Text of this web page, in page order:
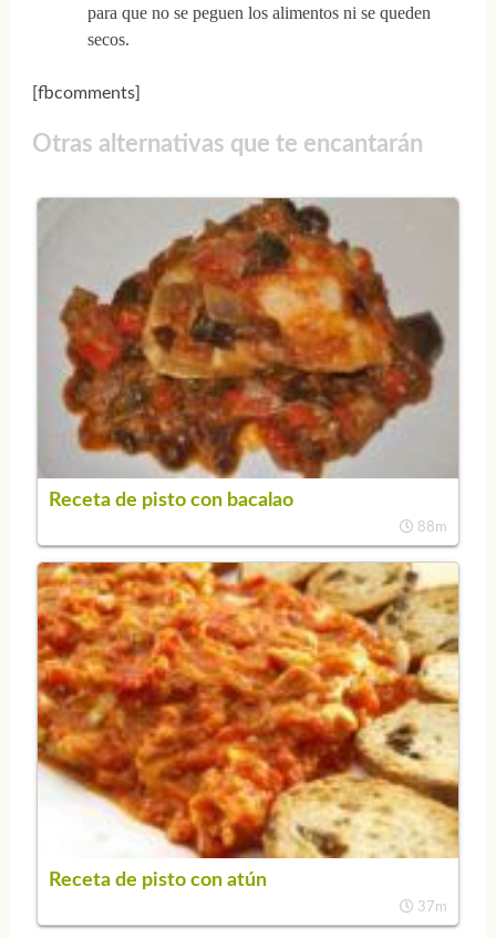
para que no se peguen los alimentos ni se queden
secos.
[fbcomments]
Otras alternativas que te encantarán
Receta de pisto con bacalao
88m
Receta de pisto con atún
37m